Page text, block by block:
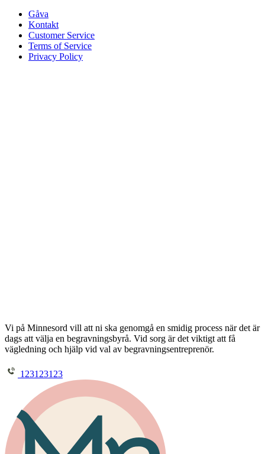
Gåva
Kontakt
Customer Service
Terms of Service
Privacy Policy
Vi på Minnesord vill att ni ska genomgå en smidig process när det är
dags att välja en begravningsbyrå. Vid sorg är det viktigt att få
vägledning och hjälp vid val av begravningsentreprenör.
123123123